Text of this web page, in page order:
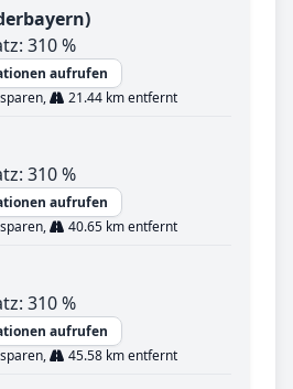
310 %
aufrufen
21.44 km entfernt
310 %
aufrufen
40.65 km entfernt
310 %
aufrufen
45.58 km entfernt